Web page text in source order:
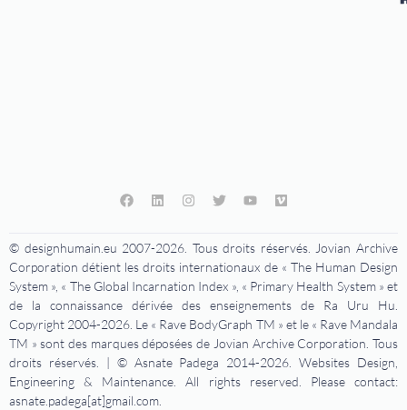
© designhumain.eu 2007-2026. Tous droits réservés. Jovian Archive
Corporation détient les droits internationaux de « The Human Design
System », « The Global Incarnation Index », « Primary Health System » et
de la connaissance dérivée des enseignements de Ra Uru Hu.
Copyright 2004-2026. Le « Rave BodyGraph TM » et le « Rave Mandala
TM » sont des marques déposées de Jovian Archive Corporation. Tous
droits réservés. | © Asnate Padega 2014-2026. Websites Design,
Engineering & Maintenance. All rights reserved. Please contact:
asnate.padega[at]gmail.com.